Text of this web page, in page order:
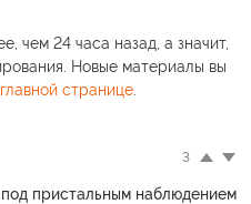
чем 24 часа назад, а значит,
Новые материалы вы
главной странице.
3
пристальным наблюдением